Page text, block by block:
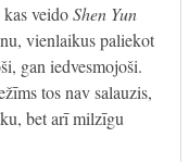
veidoShen Yun
vienlaikus paliekot
gan iedvesmojoši.
tos nav salauzis,
bet arī milzīgu